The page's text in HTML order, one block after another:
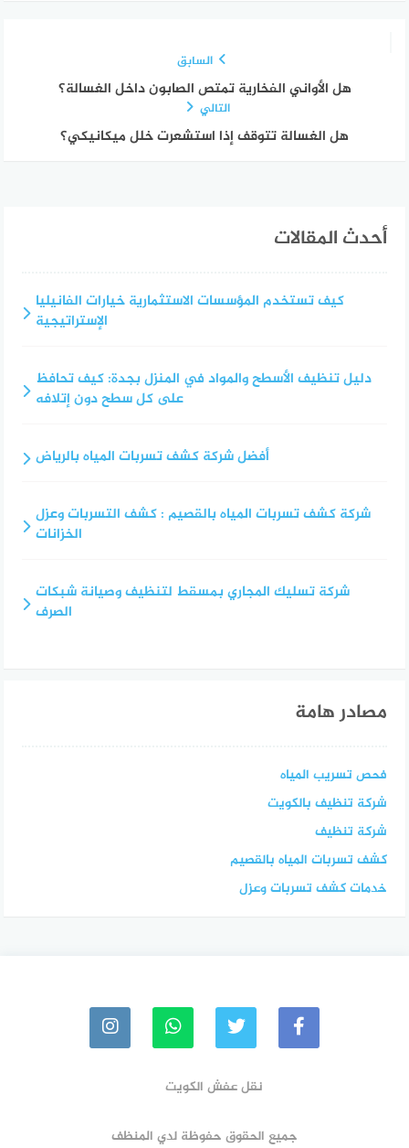
السابق
هل الأواني الفخارية تمتص الصابون داخل الغسالة؟
التالي
هل الغسالة تتوقف إذا استشعرت خلل ميكانيكي؟
أحدث المقالات
كيف تستخدم المؤسسات الاستثمارية خيارات الفانيليا
الإستراتيجية
دليل تنظيف الأسطح والمواد في المنزل بجدة: كيف تحافظ
على كل سطح دون إتلافه
أفضل شركة كشف تسربات المياه بالرياض
شركة كشف تسربات المياه بالقصيم : كشف التسربات وعزل
الخزانات
شركة تسليك المجاري بمسقط لتنظيف وصيانة شبكات
الصرف
مصادر هامة
فحص تسريب المياه
شركة تنظيف بالكويت
شركة تنظيف
كشف تسربات المياه بالقصيم
خدمات كشف تسربات وعزل
نقل عفش الكويت
جميع الحقوق حفوظة لدي المنظف